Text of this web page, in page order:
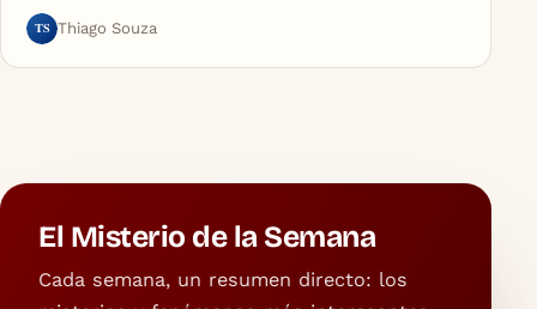
TS Thiago Souza
El Misterio de la Semana
Cada semana, un resumen directo: los